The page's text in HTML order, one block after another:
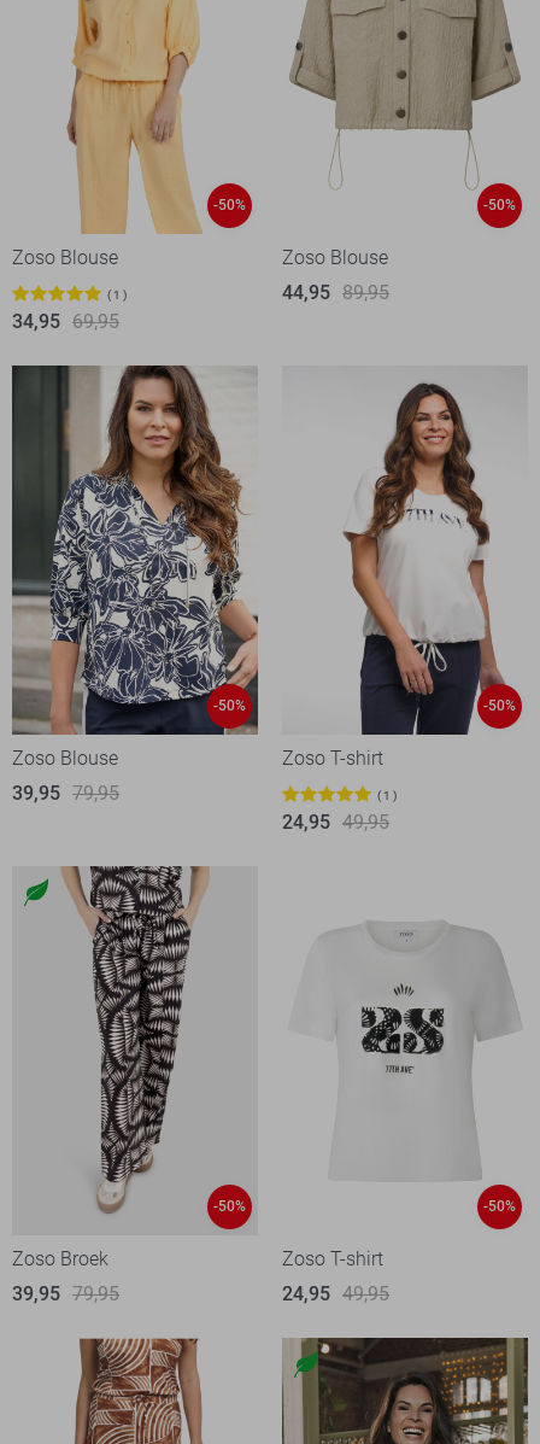
-50%
Zoso Blouse
1
34,95 69,95
-50%
Zoso Blouse
44,95 89,95
-50%
Zoso Blouse
39,95 79,95
-50%
Zoso T-shirt
1
24,95 49,95
-50%
Zoso Broek
39,95 79,95
-50%
Zoso T-shirt
24,95 49,95